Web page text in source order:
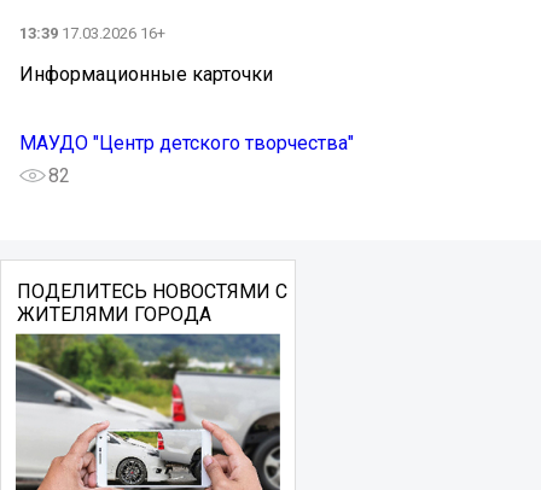
13:39 17.03.2026 16+
Информационные карточки
МАУДО "Центр детского творчества"
82
ПОДЕЛИТЕСЬ НОВОСТЯМИ С
ЖИТЕЛЯМИ ГОРОДА